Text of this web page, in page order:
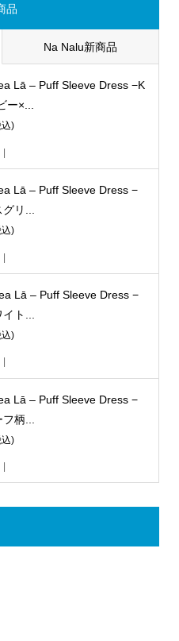
品
Na Nalu新商品
Lā – Puff Sleeve Dress −K
ー×...
)
Lā – Puff Sleeve Dress −
リ...
)
Lā – Puff Sleeve Dress −
ト...
)
Lā – Puff Sleeve Dress −
柄...
)